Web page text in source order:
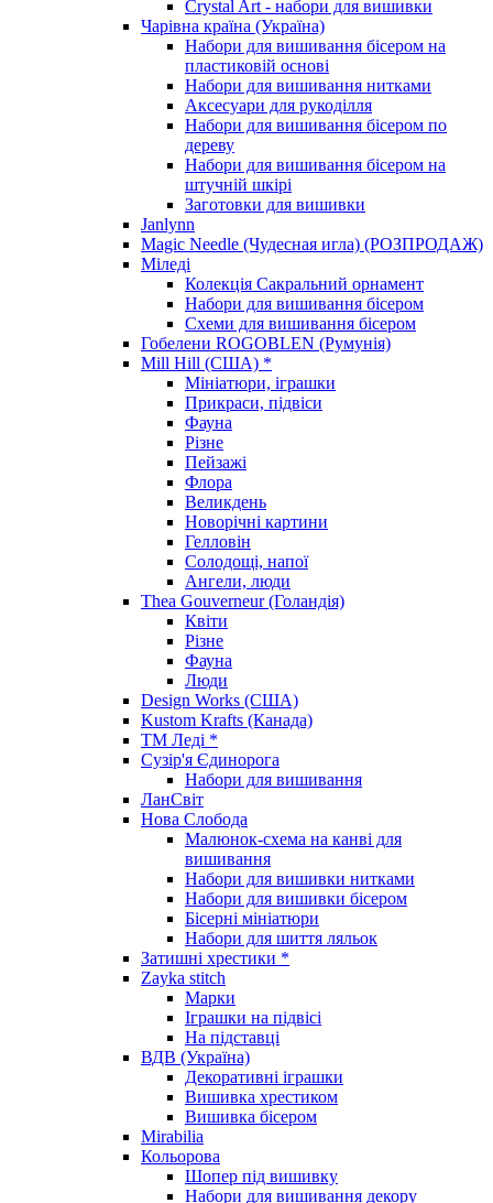
Crystal Art - набори для вишивки
Чарівна країна (Україна)
Набори для вишивання бісером на
пластиковій основі
Набори для вишивання нитками
Аксесуари для рукоділля
Набори для вишивання бісером по
дереву
Набори для вишивання бісером на
штучній шкірі
Заготовки для вишивки
Janlynn
Magic Needle (Чудесная игла) (РОЗПРОДАЖ)
Міледі
Колекція Сакральний орнамент
Набори для вишивання бісером
Схеми для вишивання бісером
Гобелени ROGOBLEN (Румунія)
Mill Hill (США) *
Мініатюри, іграшки
Прикраси, підвіси
Фауна
Різне
Пейзажі
Флора
Великдень
Новорічні картини
Гелловін
Солодощі, напої
Ангели, люди
Thea Gouverneur (Голандія)
Квіти
Різне
Фауна
Люди
Design Works (США)
Kustom Krafts (Канада)
ТМ Леді *
Сузір'я Єдинорога
Набори для вишивання
ЛанСвіт
Нова Слобода
Малюнок-схема на канві для
вишивання
Набори для вишивки нитками
Набори для вишивки бісером
Бісерні мініатюри
Набори для шиття ляльок
Затишні хрестики *
Zayka stitch
Марки
Іграшки на підвісі
На підставці
ВДВ (Україна)
Декоративні іграшки
Вишивка хрестиком
Вишивка бісером
Mirabilia
Кольорова
Шопер під вишивку
Набори для вишивання декору